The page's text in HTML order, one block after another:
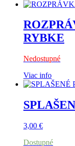
RYBKE
Nedostupné
Viac info
3,00 €
Dostupné